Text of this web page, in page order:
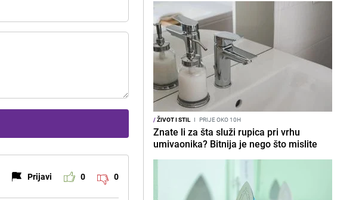
Prijavi 0 0
/ŽIVOT I STIL I PRIJE OKO 10H
Znate li za šta služi rupica pri vrhu
umivaonika? Bitnija je nego što mislite